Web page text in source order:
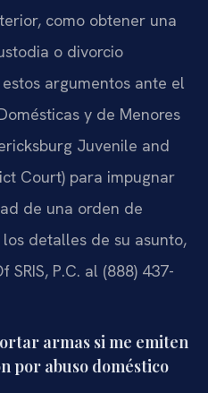
como obtener una
o divorcio
argumentos ante el
y de Menores
Juvenile and
Court) para impugnar
de una orden de
detalles de su asunto,
P.C. al (888) 437-
armas si me emiten
por abuso doméstico